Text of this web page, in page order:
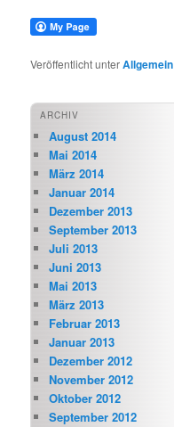
Veröffentlicht unterAllgemein
ARCHIV
August 2014
Mai 2014
März 2014
Januar 2014
Dezember 2013
September 2013
Juli 2013
Juni 2013
Mai 2013
März 2013
Februar 2013
Januar 2013
Dezember 2012
November 2012
Oktober 2012
September 2012